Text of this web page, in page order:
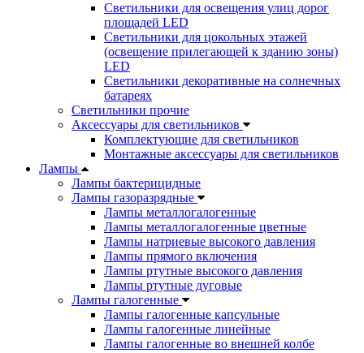
Светильники для освещения улиц дорог
площадей LED
Светильники для цокольных этажей
(освещение прилегающей к зданию зоны)
LED
Светильники декоративные на солнечных
батареях
Светильники прочие
Аксессуары для светильников
Комплектующие для светильников
Монтажные аксессуары для светильников
Лампы
Лампы бактерицидные
Лампы газоразрядные
Лампы металлогалогенные
Лампы металлогалогенные цветные
Лампы натриевые высокого давления
Лампы прямого включения
Лампы ртутные высокого давления
Лампы ртутные дуговые
Лампы галогенные
Лампы галогенные капсульные
Лампы галогенные линейные
Лампы галогенные во внешней колбе